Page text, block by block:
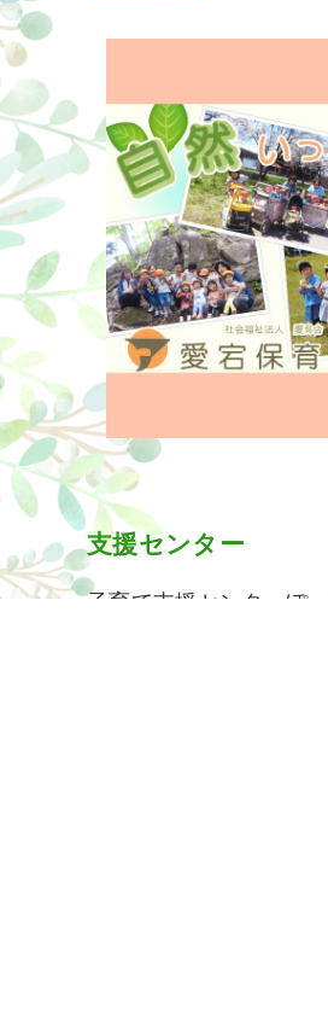
支援センター
子育て支援センターぽ